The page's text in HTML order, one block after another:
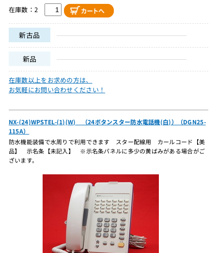
在庫数：2
新古品
新品
在庫数以上をお求めの方は、
お気軽にお問い合わせください！
NX-(24)WPSTEL-(1)(W) （24ボタンスター防水電話機(白)）（DGN25-
115A）
防水機能装備で水周りで利用できます スター配線用 カールコード【美
品】 示名条【未記入】 ※示名条パネルに多少の黄ばみがある場合がご
ざいます。